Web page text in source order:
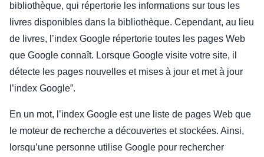
bibliothèque, qui répertorie les informations sur tous les
livres disponibles dans la bibliothèque. Cependant, au lieu
de livres, l’index Google répertorie toutes les pages Web
que Google connaît. Lorsque Google visite votre site, il
détecte les pages nouvelles et mises à jour et met à jour
l’index Google”.
En un mot, l’index Google est une liste de pages Web que
le moteur de recherche a découvertes et stockées. Ainsi,
lorsqu’une personne utilise Google pour rechercher